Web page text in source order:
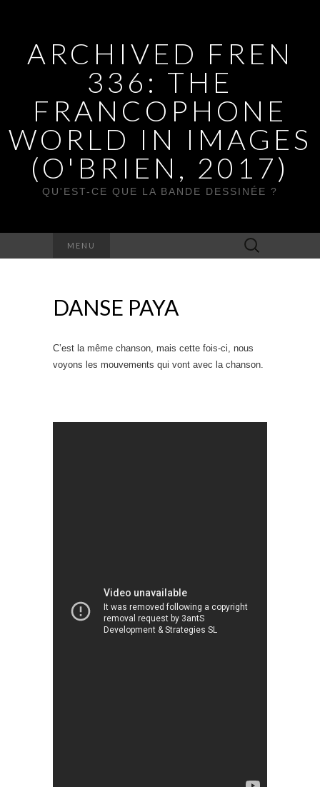
ARCHIVED FREN
336: THE
FRANCOPHONE
WORLD IN IMAGES
(O'BRIEN, 2017)
QU'EST-CE QUE LA BANDE DESSINÉE ?
MENU Rechercher :
DANSE PAYA
C’est la même chanson, mais cette fois-ci, nous
voyons les mouvements qui vont avec la chanson.